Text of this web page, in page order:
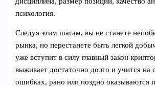
психология.
Следуя этим шагам, вы не станете
рынка, но перестанете быть легкой
уже вступит в силу главный закон
выживает достаточно долго и учится на
ошибках, рано или поздно оказываются